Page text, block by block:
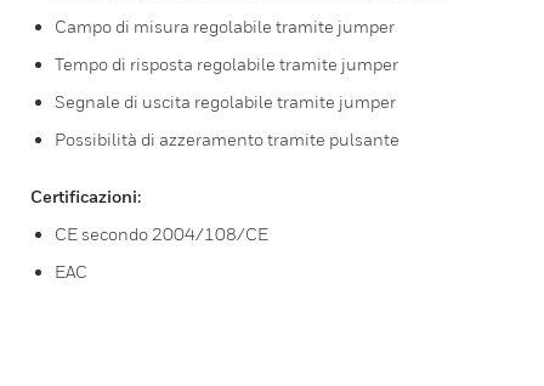
Campo di misura regolabile tramite jumper
Tempo di risposta regolabile tramite jumper
Segnale di uscita regolabile tramite jumper
Possibilità di azzeramento tramite pulsante
Certificazioni:
CE secondo 2004/108/CE
EAC